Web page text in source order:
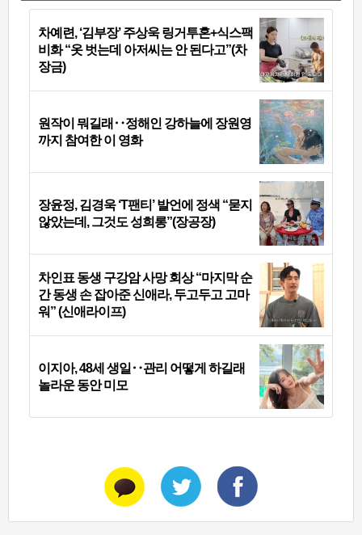
차예련, ‘김부장’ 주상욱 링거투혼+식스팩
비화 “옷 벗는데 아저씨는 안 된다고”(차
장금)
원작이 뭐길래‥정해인 강하늘에 장원영
까지 참여한 이 영화
장윤정, 김경욱 ‘T팬티’ 발언에 정색 “묻지
않았는데, 그것도 성희롱”(장공장)
차인표 동생 구강암 사망 회상 “마지막 순
간 동생 손 잡아준 신애라, 두고두고 고마
워” (신애라이프)
이지아, 48세 생일‥관리 어떻게 하길래
놀라운 동안 미모